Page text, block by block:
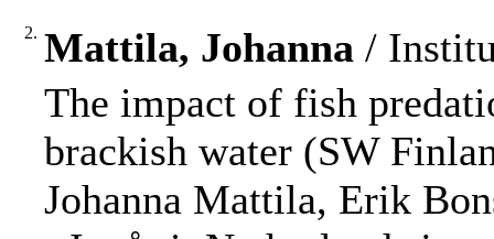
2. Mattila, Johanna /
The impact of fish
brackish water (SW
Johanna Mattila, Erik